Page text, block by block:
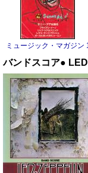
ミュージック・マガジ
バンドスコア●